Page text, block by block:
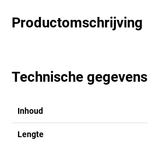
Productomschrijving
Technische gegevens
Inhoud
Lengte